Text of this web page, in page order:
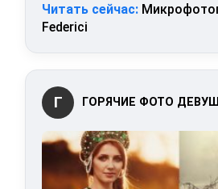
Читать сейчас:
Federici
Г ГОРЯЧИЕ ФОТО